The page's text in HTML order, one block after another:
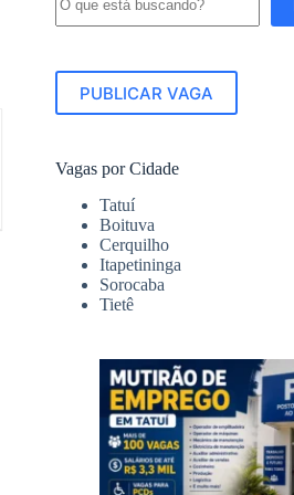
PUBLICAR VAGA
Vagas por Cidade
Tatuí
Boituva
Cerquilho
Itapetininga
Sorocaba
Tietê